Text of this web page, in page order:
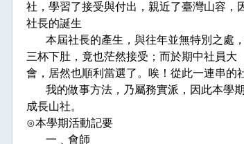
社，學習了接受與付出，親近了臺灣山容，
社長的誕生
本屆社長的產生，與往年並無特別之處，
三杯下肚，竟也茫然接受；而於期中社員大
會，居然也順利當選了。唉！從此一連串的
我的做事方法，乃屬務實派，因此本學
成長山社。
⊙本學期活動記要
一﹑會師